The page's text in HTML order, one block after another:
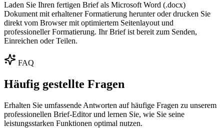
Laden Sie Ihren fertigen Brief als Microsoft Word (.docx)
Dokument mit erhaltener Formatierung herunter oder drucken Sie
direkt vom Browser mit optimiertem Seitenlayout und
professioneller Formatierung. Ihr Brief ist bereit zum Senden,
Einreichen oder Teilen.
FAQ
Häufig gestellte Fragen
Erhalten Sie umfassende Antworten auf häufige Fragen zu unserem
professionellen Brief-Editor und lernen Sie, wie Sie seine
leistungsstarken Funktionen optimal nutzen.